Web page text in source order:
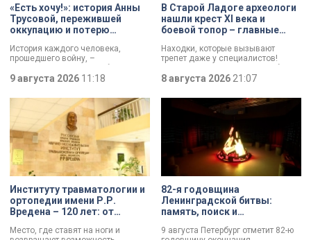
«Есть хочу!»: история Анны
Трусовой, пережившей
оккупацию и потерю
История каждого человека,
прошедшего войну, –
Сколько испытаний выпало на
тыла, солдат, женщин и, конечно
же, детей. Три года скитаний,
потеря близких, голод – в 12 лет
она осталась совершенно одна. О
судьбе Анны Трусовой,
пережившей оккупацию
Павловска и потерю близких.
9 августа 2026 11:18
В Старой Ладоге археологи
нашли крест XI века и
боевой топор – главные
Находки, которые вызывают
трепет даже у специалистов!
тысячи лет и боевой топор – вот
экспедиции в Старой Ладоге в
8 августа 202621:07
Институту травматологии и
ортопедии имени Р.Р.
Вредена – 120 лет: от
до передового
Место, где ставят на ноги и
82-я годовщина
Ленинградской битвы:
память, поиск и
9 августа Петербург отметит 82-ю